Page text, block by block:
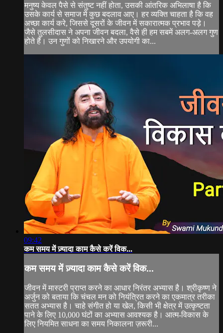
मनुष्य केवल पैसे से संतुष्ट नहीं होता, उसकी आंतरिक अभिलाषा है कि
उसके कार्य से समाज में कुछ बदलाव आए। हर व्यक्ति चाहता है कि वह
अच्छा कार्य करे, जिससे दूसरों के जीवन में सकारात्मक प्रभाव पड़े।
जैसे तुलसीदास ने अपना जीवन बदला, वैसे ही हम सबमें अलग-अलग गुण
होते हैं। उन गुणों को निखारने और उपयोगी का...
09:42
कम समय में ज़्यादा काम कैसे करें विक...
कम समय में ज़्यादा काम कैसे करें विक...
जीवन में मास्टरी प्राप्त करने का आधार निरंतर अभ्यास है। श्रीकृष्ण ने
अर्जुन को बताया कि चंचल मन को नियंत्रित करने का एकमात्र तरीका
सतत अभ्यास है। चाहे संगीत हो या खेल, किसी भी क्षेत्र में उत्कृष्टता
पाने के लिए 10,000 घंटों का अभ्यास आवश्यक है। आत्म-विकास के
लिए नियमित साधना का समय निकालना ज़रूरी...